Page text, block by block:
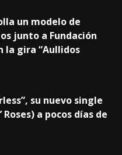
un modelo de
junto a Fundación
la gira “Aullidos
su nuevo single
Roses) a pocos días de